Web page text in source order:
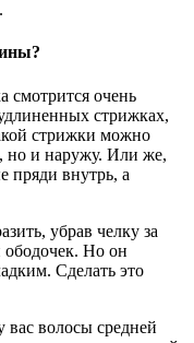
смотрится очень
стрижках,
стрижки можно
но и наружу. Или же,
пряди внутрь, а
убрав челку за
Но он
Сделать это
вас волосы средней